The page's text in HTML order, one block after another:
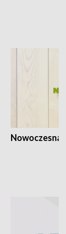
Nowoczesna